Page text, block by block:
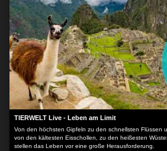
TIERWELT Live - Leben am Limit
Von den höchsten Gipfeln zu den schnellsten Flüssen
von den kältesten Eisschollen, zu den heißesten
stellen das Leben vor eine große Herausforderung.